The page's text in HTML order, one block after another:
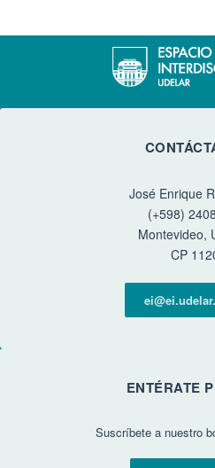
José Enrique
(+598)
Montevideo,
CP
ENTÉRATE
Suscríbete a nuestro